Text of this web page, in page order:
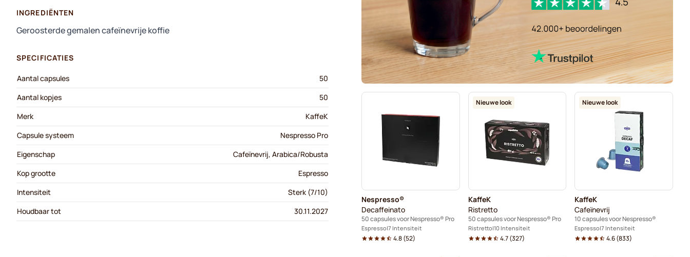
Nespresso®
Decaffeinato
50 capsules voor Nespresso® Pro
Espresso 7 Intensiteit
4.8(52)
Nieuwe look
KaffeK
Ristretto
50 capsules voor Nespresso® Pro
Ristretto 10 Intensiteit
4.7(327)
Nieuwe look
KaffeK
Cafeïnevrij
10 capsules voor Nespresso®
Espresso 7 Intensiteit
4.6(833)
INGREDIËNTEN
Geroosterde gemalen cafeïnevrije koffie
SPECIFICATIES
Aantal capsules
50
Aantal kopjes
50
Merk
KaffeK
Capsule systeem
Nespresso Pro
Eigenschap
Cafeïnevrij, Arabica/Robusta
Kop grootte
Espresso
Intensiteit
Sterk (7/10)
Houdbaar tot
30.11.2027